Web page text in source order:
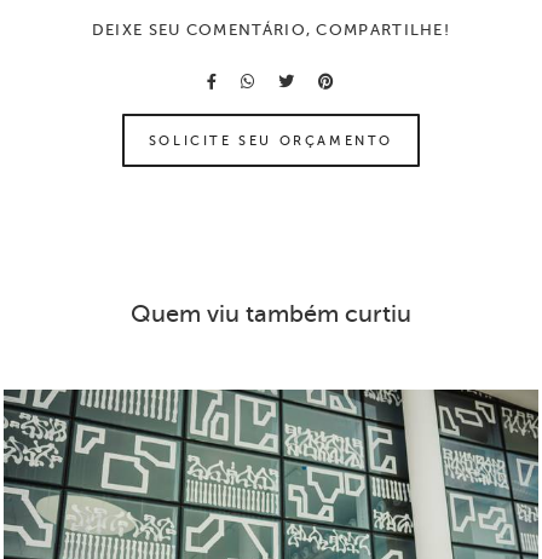
DEIXE SEU COMENTÁRIO, COMPARTILHE!
SOLICITE SEU ORÇAMENTO
Quem viu também curtiu